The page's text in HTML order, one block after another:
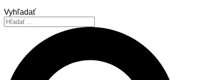
Vyhľadať